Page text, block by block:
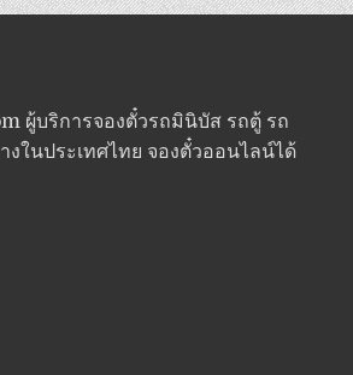
ผู้บริการจองตั๋วรถมินิบัส รถตู้ รถ
งในประเทศไทย จองตั๋วออนไลน์ได้